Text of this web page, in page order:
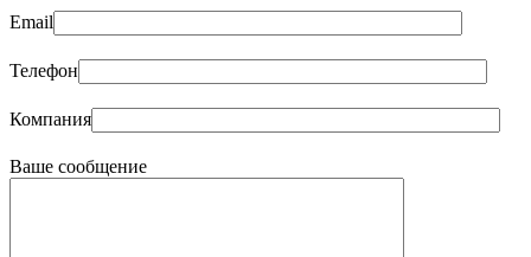
Email
Телефон
Компания
Ваше сообщение